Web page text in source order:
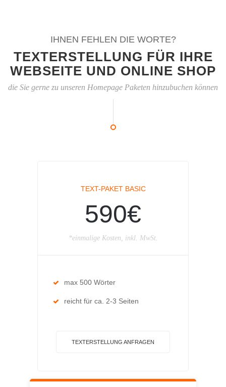
IHNEN FEHLEN DIE WORTE?
TEXTERSTELLUNG FÜR IHRE
WEBSEITE UND ONLINE SHOP
die Sie gerne zu unseren Homepage Paketen hinzubuchen können
TEXT-PAKET BASIC
590€
*einmalige Kosten, inkl. MwSt.
max 500 Wörter
reicht für ca. 2-3 Seiten
TEXTERSTELLUNG ANFRAGEN